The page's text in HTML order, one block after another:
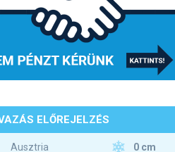
ELŐREJELZÉS
Ausztria
0 cm